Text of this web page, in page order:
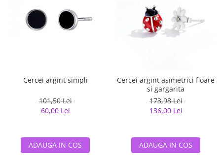
Cercei argint simpli
101,50 Lei
60,00 Lei
ADAUGA IN COS
Cercei argint asimetrici floare
si gargarita
173,98 Lei
136,00 Lei
ADAUGA IN COS